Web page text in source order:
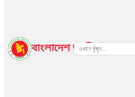
বাংলাদেশ জাতীয় তথ্য